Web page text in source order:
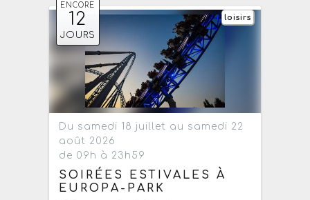
ENCORE
12
JOURS
loisirs
Du samedi 18 juillet au samedi 22
août 2026
de 09h à 23h59
SOIRÉES ESTIVALES À
EUROPA-PARK